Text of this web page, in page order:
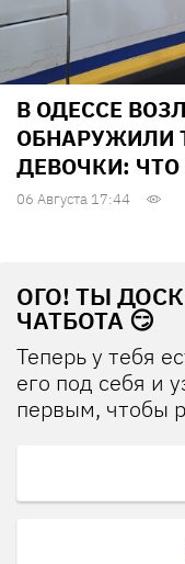
В ОДЕССЕ
ОБНАРУЖИЛИ
ДЕВОЧКИ: ЧТО
06 Августа 17:44
ОГО! ТЫ
ЧАТБОТА 😏
Теперь у тебя
его под себя и
первым, чтобы